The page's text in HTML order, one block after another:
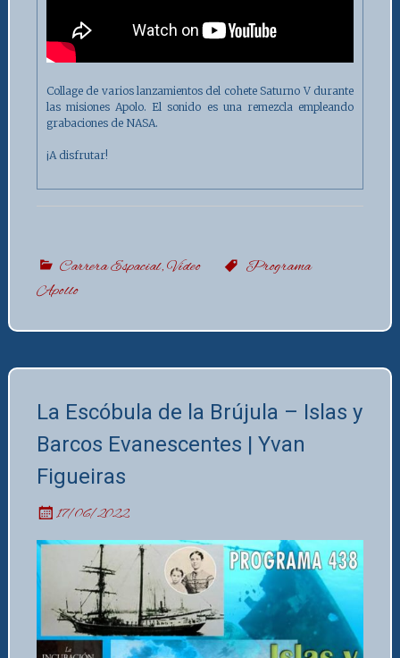
Collage de varios lanzamientos del cohete Saturno V durante
las misiones Apolo. El sonido es una remezcla empleando
grabaciones de NASA.
¡A disfrutar!
Carrera Espacial,Vídeo
Programa
Apollo
La Escóbula de la Brújula – Islas y
Barcos Evanescentes | Yvan
Figueiras
17/06/2022